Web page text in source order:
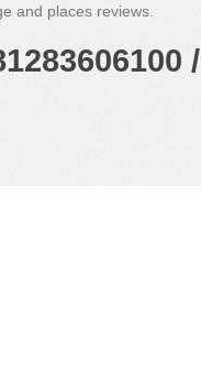
and places reviews.